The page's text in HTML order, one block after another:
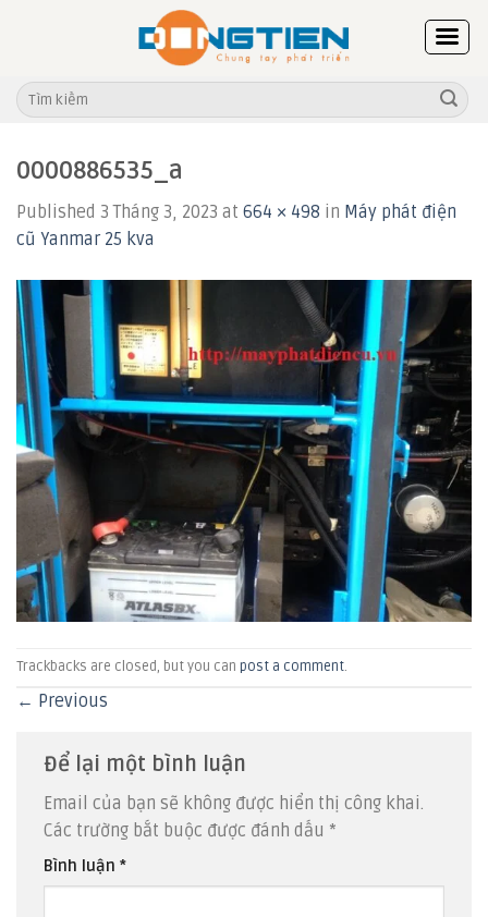
Tìm
kiếm:
0000886535_a
Published 3 Tháng 3, 2023 at 664 × 498 in Máy phát điện
cũ Yanmar 25 kva
Trackbacks are closed, but you can post a comment.
← Previous
Để lại một bình luận
Email của bạn sẽ không được hiển thị công khai.
Các trường bắt buộc được đánh dấu *
Bình luận *